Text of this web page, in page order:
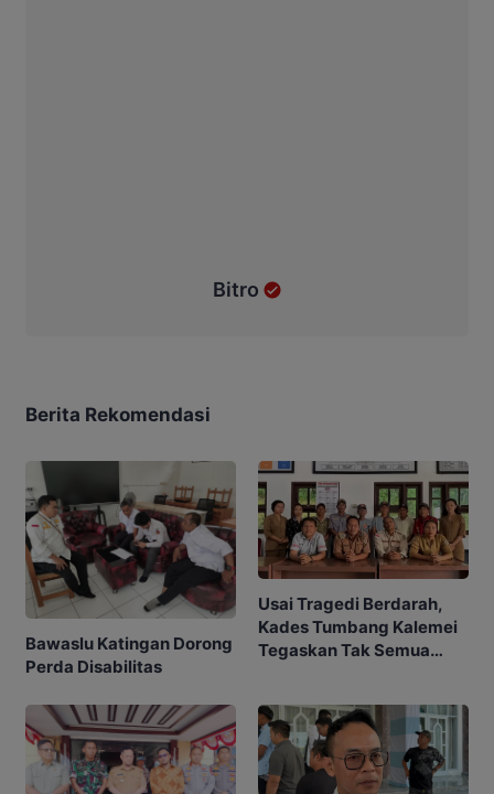
Bitro
Berita Rekomendasi
Bawaslu Katingan Dorong
Perda Disabilitas
Usai Tragedi Berdarah,
Kades Tumbang Kalemei
Tegaskan Tak Semua